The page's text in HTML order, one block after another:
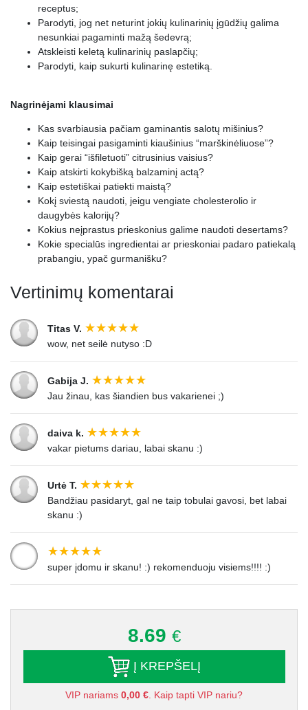
receptus;
Parodyti, jog net neturint jokių kulinarinių įgūdžių galima
nesunkiai pagaminti mažą šedevrą;
Atskleisti keletą kulinarinių paslapčių;
Parodyti, kaip sukurti kulinarinę estetiką.
Nagrinėjami klausimai
Kas svarbiausia pačiam gaminantis salotų mišinius?
Kaip teisingai pasigaminti kiaušinius “marškinėliuose”?
Kaip gerai “išfiletuoti” citrusinius vaisius?
Kaip atskirti kokybišką balzaminį actą?
Kaip estetiškai patiekti maistą?
Kokį sviestą naudoti, jeigu vengiate cholesterolio ir
daugybės kalorijų?
Kokius neįprastus prieskonius galime naudoti desertams?
Kokie specialūs ingredientai ar prieskoniai padaro patiekalą
prabangiu, ypač gurmanišku?
Vertinimų komentarai
Titas V.
wow, net seilė nutyso :D
Gabija J.
Jau žinau, kas šiandien bus vakarienei ;)
daiva k.
vakar pietums dariau, labai skanu :)
Urtė T.
Bandžiau pasidaryt, gal ne taip tobulai gavosi, bet labai
skanu :)
super įdomu ir skanu! :) rekomenduoju visiems!!!! :)
8.69 €
Į KREPŠELĮ
VIP nariams 0,00 €. Kaip tapti VIP nariu?